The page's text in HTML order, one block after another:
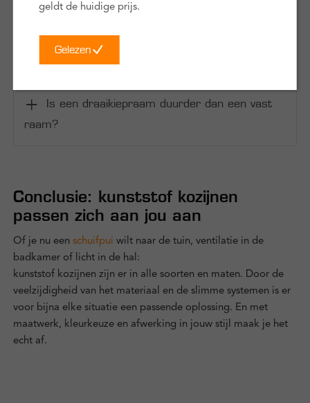
Is een schuifpui minder goed geïsoleerd dan
een deur?
Is een draaikiepraam duurder dan een vast
raam?
Conclusie: kunststof kozijnen
passen zich aan jou aan
Of je nu een schuifpui wilt naar de tuin, ventilatie in de
badkamer of licht in de hal:
kunststof kozijnen zijn er in alle soorten en maten. Door de
veelzijdigheid van het materiaal en de slimme systemen is er
voor bijna elke situatie een passende oplossing. En met
maatwerk, kleurkeuze en afwerking in jouw stijl maak je het
echt af.
geldt de huidige prijs.
Gelezen